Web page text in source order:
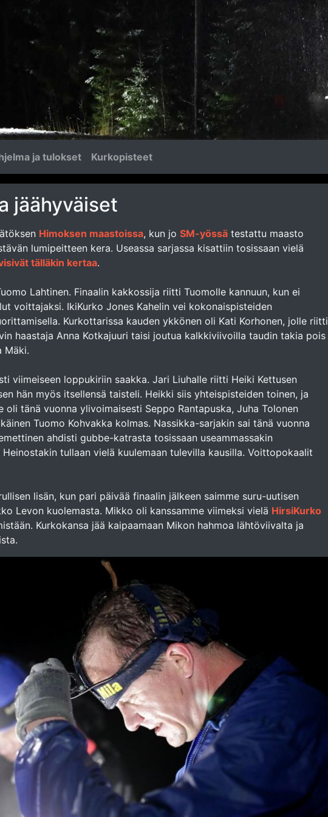
ja tulokset Kurkopisteet
jäähyväiset
Himoksen maastoissa, kun jo SM-yössä testattu maasto
lumipeitteen kera. Useassa sarjassa kisattiin tosissaan vielä
tälläkin kertaa.
Lahtinen. Finaalin kakkossija riitti Tuomolle kannuun, kun ei
voittajaksi. IkiKurko Jones Kahelin vei kokonaispisteiden
Kurkottarissa kauden ykkönen oli Kati Korhonen, jolle riitti
haastaja Anna Kotkajuuri taisi joutua kalkkiviivoilla taudin takia pois
Mäki.
viimeiseen loppukiriin saakka. Jari Liuhalle riitti Heiki Kettusen
hän myös itsellensä taisteli. Heikki siis yhteispisteiden toinen, ja
oli tänä vuonna ylivoimaisesti Seppo Rantapuska, Juha Tolonen
Tuomo Kohvakka kolmas. Nassikka-sarjakin sai tänä vuonna
ahdisti gubbe-katrasta tosissaan useammassakin
tullaan vielä kuulemaan tulevilla kausilla. Voittopokaalit
lisän, kun pari päivää finaalin jälkeen saimme suru-uutisen
Levon kuolemasta. Mikko oli kanssamme viimeksi vielä HirsiKurko
Kurkokansa jää kaipaamaan Mikon hahmoa lähtöviivalta ja